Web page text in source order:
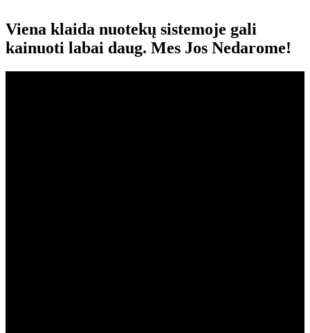
Viena klaida nuotekų sistemoje gali
kainuoti labai daug. Mes Jos Nedarome!